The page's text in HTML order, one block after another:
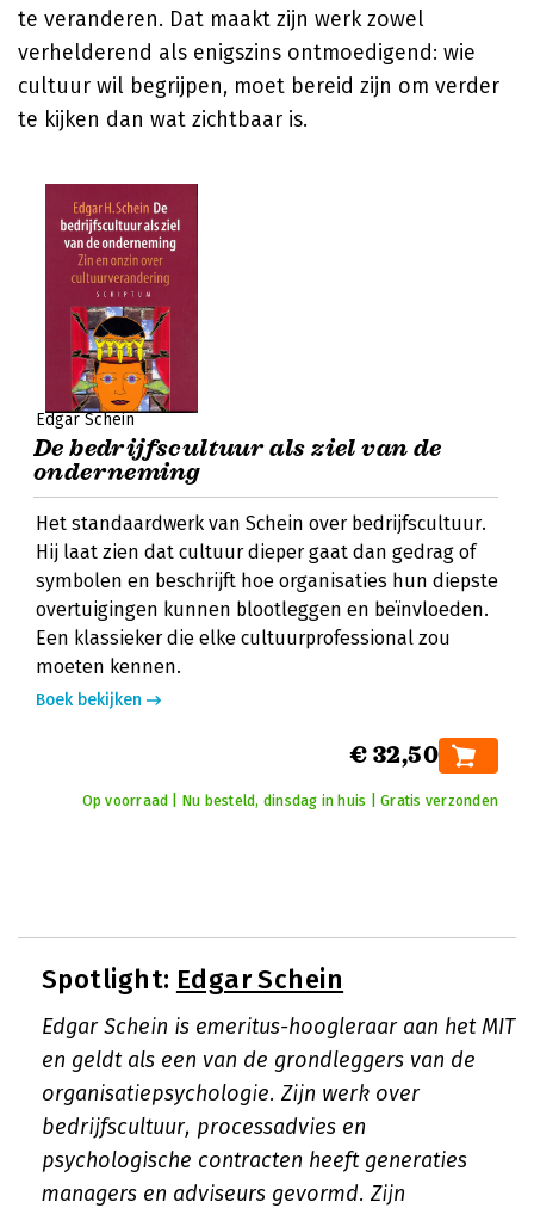
te veranderen. Dat maakt zijn werk zowel
verhelderend als enigszins ontmoedigend: wie
cultuur wil begrijpen, moet bereid zijn om verder
te kijken dan wat zichtbaar is.
Edgar Schein
De bedrijfscultuur als ziel van de
onderneming
Het standaardwerk van Schein over bedrijfscultuur.
Hij laat zien dat cultuur dieper gaat dan gedrag of
symbolen en beschrijft hoe organisaties hun diepste
overtuigingen kunnen blootleggen en beïnvloeden.
Een klassieker die elke cultuurprofessional zou
moeten kennen.
Boek bekijken
€ 32,50
Op voorraad | Nu besteld, dinsdag in huis | Gratis verzonden
Spotlight: Edgar Schein
Edgar Schein is emeritus-hoogleraar aan het MIT
en geldt als een van de grondleggers van de
organisatiepsychologie. Zijn werk over
bedrijfscultuur, processadvies en
psychologische contracten heeft generaties
managers en adviseurs gevormd. Zijn